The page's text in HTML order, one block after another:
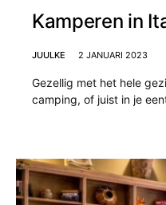
Kamperen in
JUULKE 2 JANUARI 2023
Gezellig met het hele
camping, of juist in je